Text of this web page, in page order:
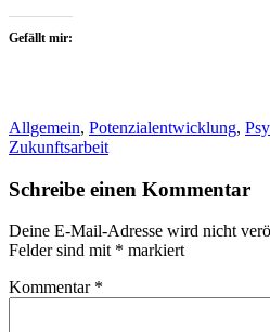
Gefällt mir:
Allgemein, Potenzialentwicklung,
Zukunftsarbeit
Schreibe einen Kommentar
Deine E-Mail-Adresse wird nicht
Felder sind mit * markiert
Kommentar *